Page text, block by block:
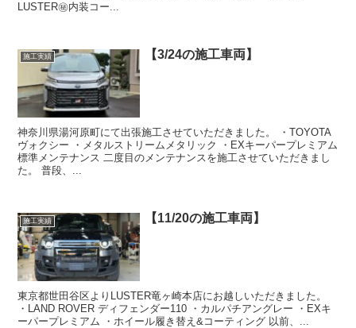
LUSTER㊙️内装コー...
施工実績 【3/24の施工車両】
神奈川県湯河原町にて出張施工させていただきました。 ・TOYOTA
ヴォクシー ・メタルストリームメタリック ・EXキーパープレミアム
標準メンテナンス 二度目のメンテナンスを施工させていただきまし
た。 普段、...
施工実績 【11/20の施工車両】
東京都世田谷区よりLUSTER竜ヶ崎本店にお越しいただきました。
・LAND ROVER ディフェンダー110 ・カルパチアングレー ・EXキ
ーパープレミアム ・ホイール履き替え&コーティング 以前、...